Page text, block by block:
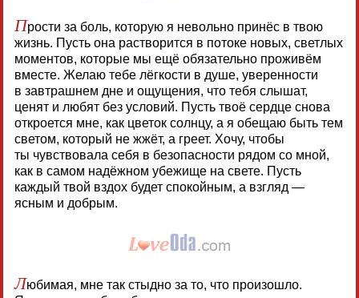
Прости за боль, которую я невольно принёс в твою
жизнь. Пусть она растворится в потоке новых, светлых
моментов, которые мы ещё обязательно проживём
вместе. Желаю тебе лёгкости в душе, уверенности
в завтрашнем дне и ощущения, что тебя слышат,
ценят и любят без условий. Пусть твоё сердце снова
откроется мне, как цветок солнцу, а я обещаю быть тем
светом, который не жжёт, а греет. Хочу, чтобы
ты чувствовала себя в безопасности рядом со мной,
как в самом надёжном убежище на свете. Пусть
каждый твой вздох будет спокойным, а взгляд —
ясным и добрым.
Любимая, мне так стыдно за то, что произошло.